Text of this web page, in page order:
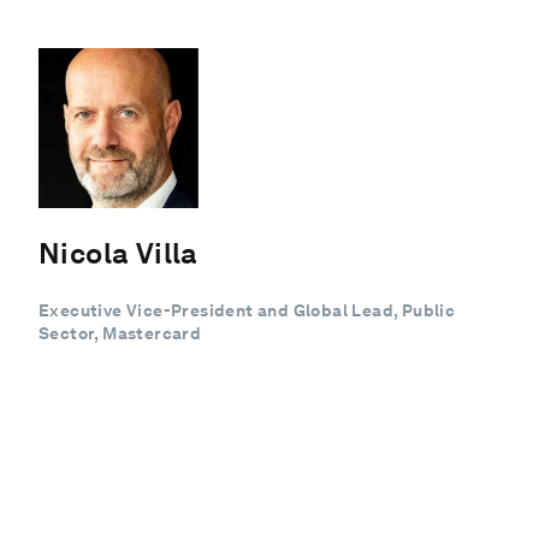
Nicola Villa
Executive Vice-President and Global Lead, Public
Sector, Mastercard